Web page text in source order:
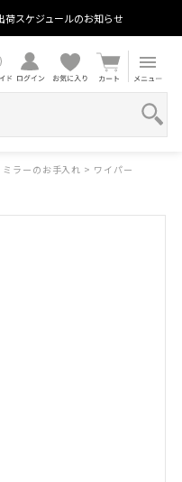
荷スケジュールのお知らせ
ミラーのお手入れ > ワイパー